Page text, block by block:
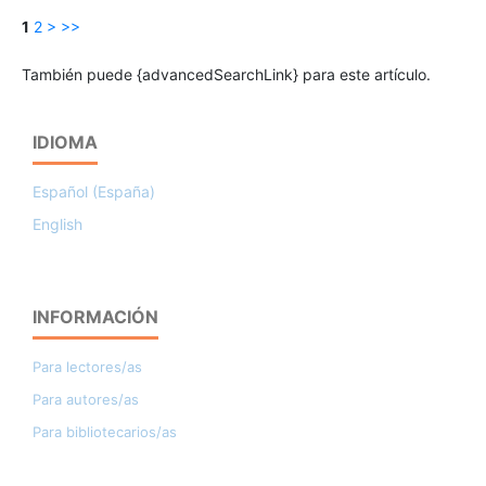
1 2 > >>
También puede {advancedSearchLink} para este artículo.
IDIOMA
Español (España)
English
INFORMACIÓN
Para lectores/as
Para autores/as
Para bibliotecarios/as